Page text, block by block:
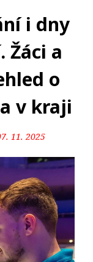
i dny
Žáci a
o
v kraji
11. 2025